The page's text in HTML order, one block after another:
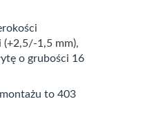
(+2,5/-1,5 mm),
o grubości 16
to 403